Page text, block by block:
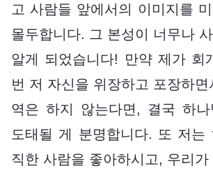
고 사람들 앞에서의 이미지를
몰두합니다. 그 본성이 너무나
알게 되었습니다! 만약 제가 회
번 저 자신을 위장하고 포장하
역은 하지 않는다면, 결국 하나
도태될 게 분명합니다. 또 저는
직한 사람을 좋아하시고, 우리